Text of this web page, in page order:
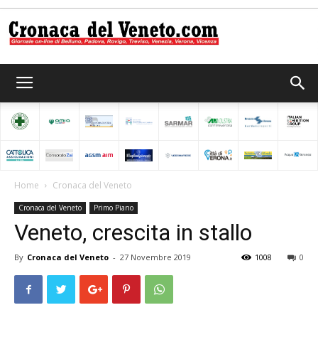
del
Home Cronaca del Veneto
Cronaca del Veneto Primo Piano
Veneto, crescita in stallo
By Cronaca del Veneto - 27 Novembre 2019 0
1008